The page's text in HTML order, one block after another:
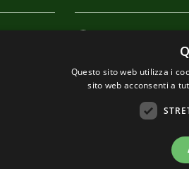
Questo sito web utilizza i
sito web acconsenti a